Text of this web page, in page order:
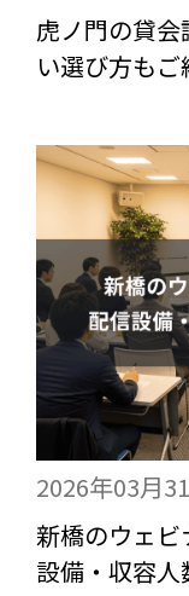
虎ノ門の貸
い選び方もご
2026年03月
新橋のウェ
設備・収容